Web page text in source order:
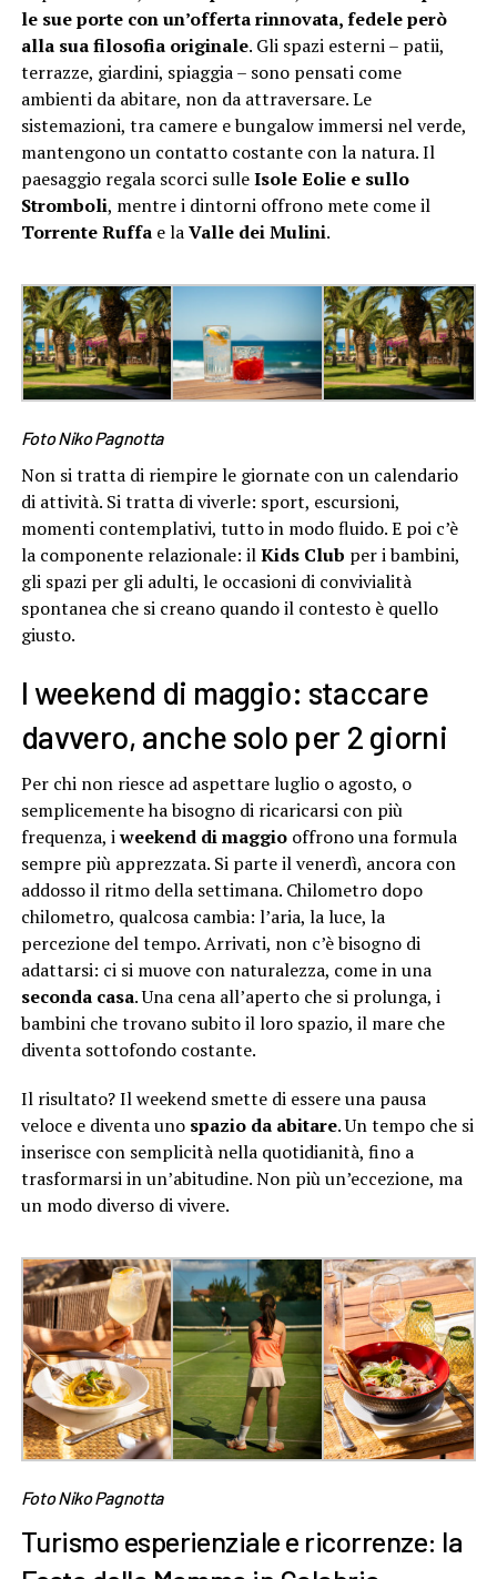
le sue porte con un’offerta rinnovata, fedele però
alla sua filosofia originale. Gli spazi esterni – patii,
terrazze, giardini, spiaggia – sono pensati come
ambienti da abitare, non da attraversare. Le
sistemazioni, tra camere e bungalow immersi nel verde,
mantengono un contatto costante con la natura. Il
paesaggio regala scorci sulleIsole Eolie e sullo
Stromboli, mentre i dintorni offrono mete come il
Torrente Ruffae laValle dei Mulini.
FotoNiko Pagnotta
Non si tratta di riempire le giornate con un calendario
di attività. Si tratta di viverle: sport, escursioni,
momenti contemplativi, tutto in modo fluido. E poi c’è
la componente relazionale: ilKids Club per i bambini,
gli spazi per gli adulti, le occasioni di convivialità
spontanea che si creano quando il contesto è quello
giusto.
I weekend di maggio: staccare
davvero, anche solo per 2 giorni
Per chi non riesce ad aspettare luglio o agosto, o
semplicemente ha bisogno di ricaricarsi con più
frequenza, iweekend di maggiooffrono una formula
sempre più apprezzata. Si parte il venerdì, ancora con
addosso il ritmo della settimana. Chilometro dopo
chilometro, qualcosa cambia: l’aria, la luce, la
percezione del tempo. Arrivati, non c’è bisogno di
adattarsi: ci si muove con naturalezza, come in una
seconda casa. Una cena all’aperto che si prolunga, i
bambini che trovano subito il loro spazio, il mare che
diventa sottofondo costante.
Il risultato? Il weekend smette di essere una pausa
veloce e diventa uno spazio da abitare. Un tempo che si
inserisce con semplicità nella quotidianità, fino a
trasformarsi in un’abitudine. Non più un’eccezione, ma
un modo diverso di vivere.
FotoNiko Pagnotta
Turismo esperienziale e ricorrenze: la